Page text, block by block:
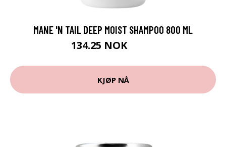
MANE 'N TAIL DEEP MOIST SHAMPOO 800 ML
134.25 NOK
KJØP NÅ